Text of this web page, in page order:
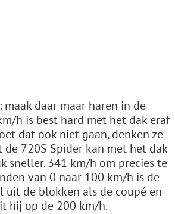
daar maar haren in de
h is best hard met het dak eraf
dat ook niet gaan, denken ze
de 720S Spider kan met het dak
sneller. 341 km/h om precies te
van 0 naar 100 km/h is de
uit de blokken als de coupé en
hij op de 200 km/h.